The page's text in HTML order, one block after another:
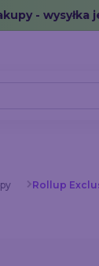
- wysyłka
Rollup